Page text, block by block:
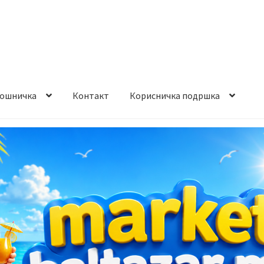
Контакт Корисничка подршка
и начин на плаќање
на производ Услови за користење